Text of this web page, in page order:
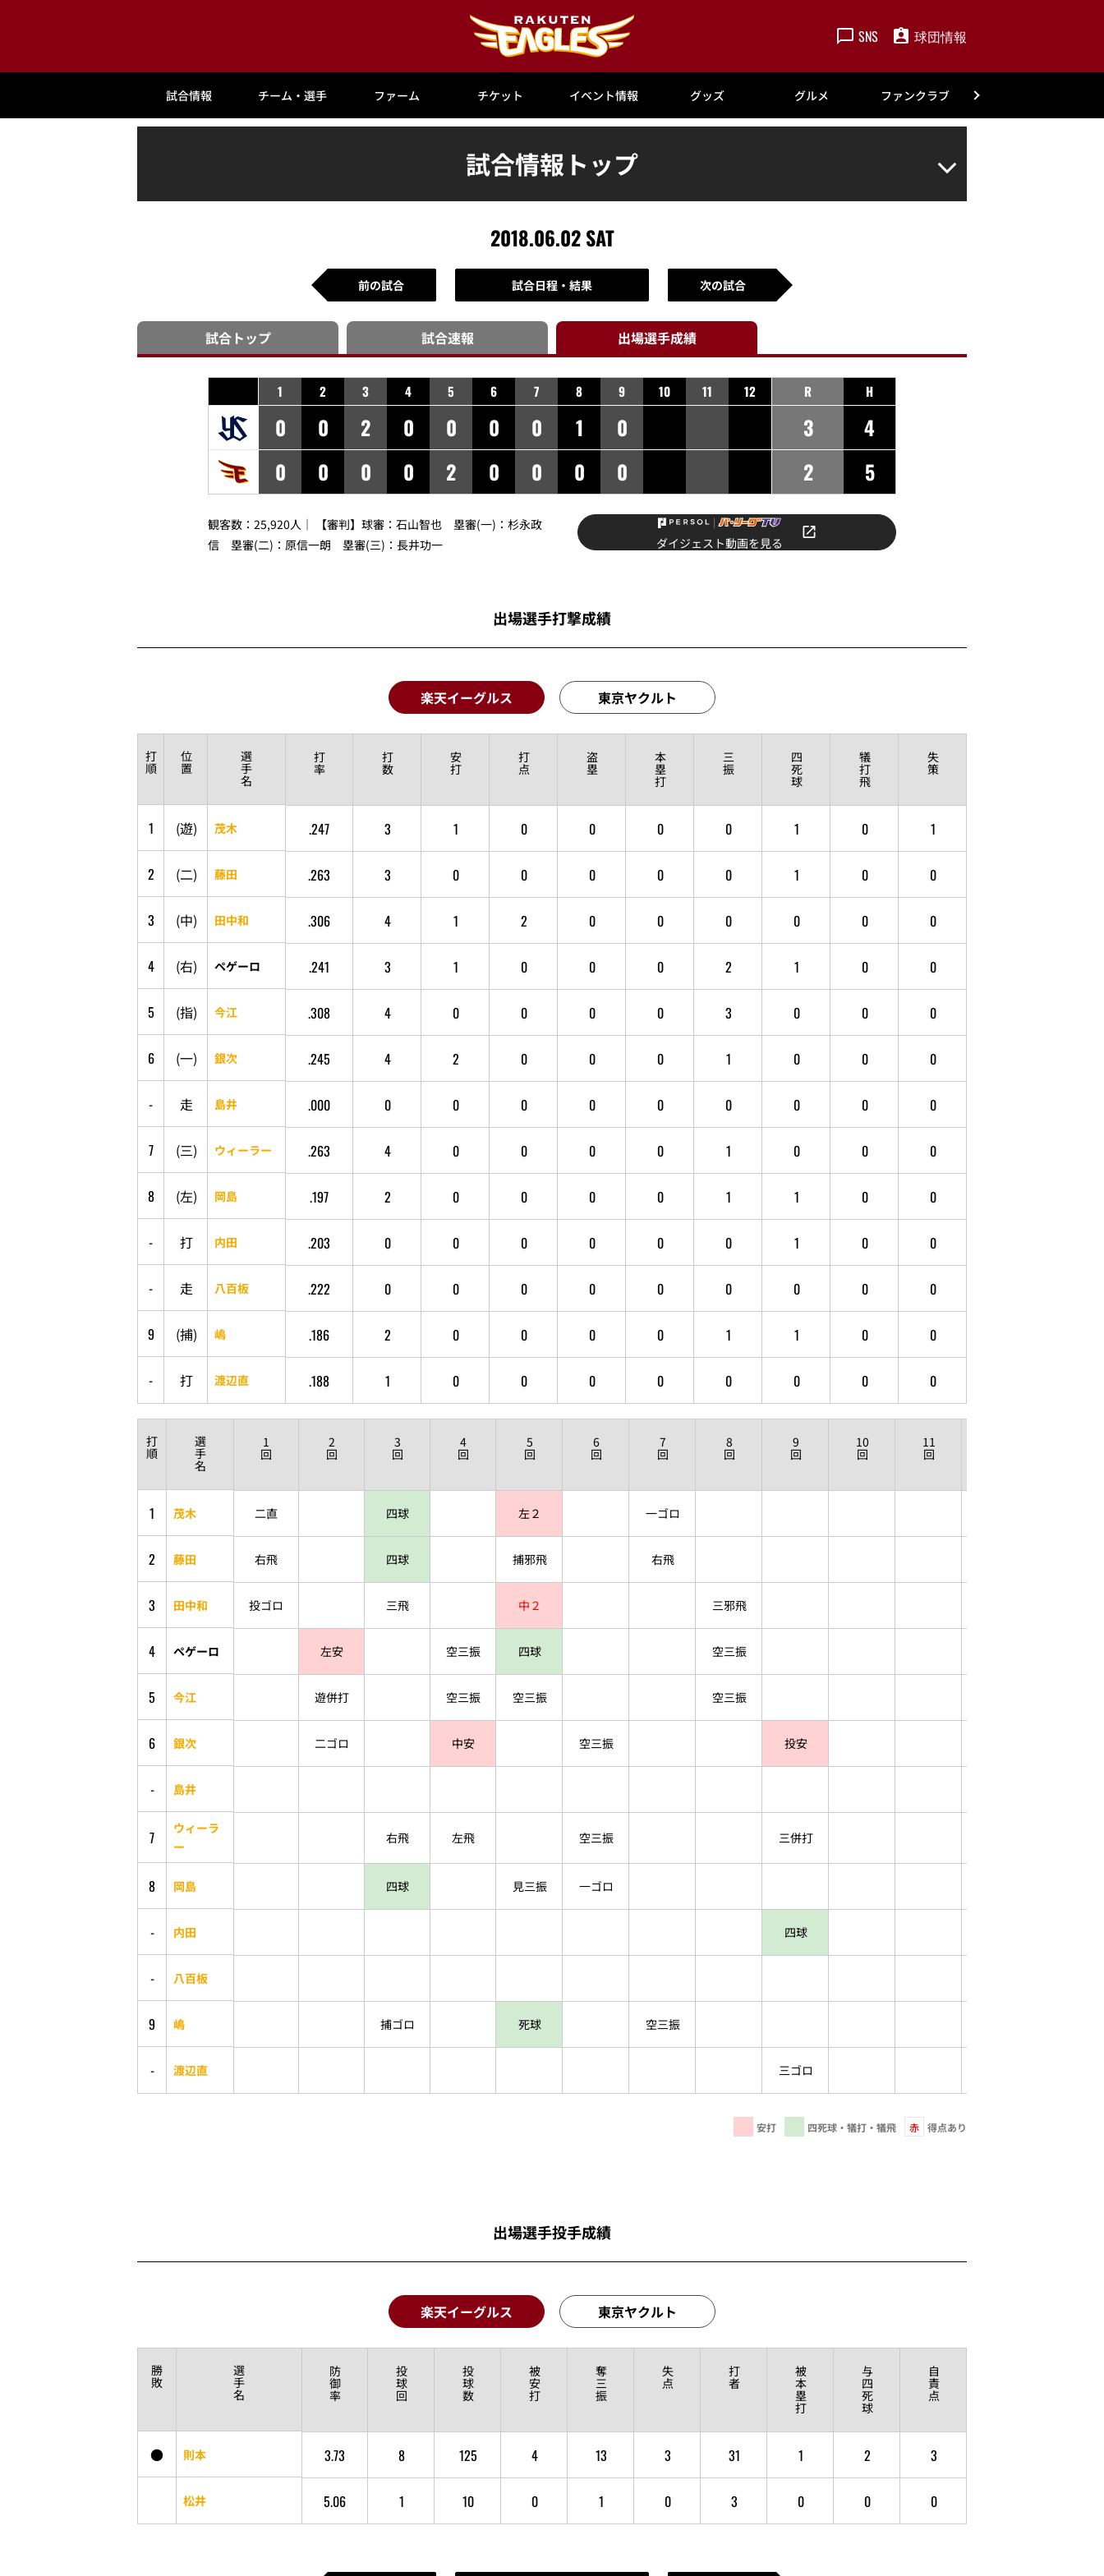
SNS 球団情報
試合情報 チーム・選手 ファーム チケット イベント情報 グッズ グルメ ファンクラブ
試合情報トップ
2018.06.02 SAT
前の試合 試合日程・結果 次の試合
試合トップ 試合速報 出場選手成績
1 2 3 4 5 6 7 8 9 10 11 12
0 0 2 0 0 0 0 1
0
0
0 0 0 2 0 0 0 0
R H
3
4
2
5
観客数：25,920人｜ 【審判】球審： 石山智也 塁審(一)： 杉永政
信 塁審(二)： 原信一朗 塁審(三)： 長井功一 ダイジェスト動画を見る
出場選手打撃成績
楽天イーグルス 東京ヤクルト
打
順
位
置
選
手
名
打
率
打
数
安
打
打
点
盗
塁
本
塁
打
三
振
四
死
球
犠
打
飛
失
策
1 (遊) 茂木 .247 3 1 0 0 0 0 1 0 1
2 (二) 藤田 .263 3 0 0 0 0 0 1 0 0
3 (中) 田中和 .306 4 1 2 0 0 0 0 0 0
4 (右) ペゲーロ .241 3 1 0 0 0 2 1 0 0
5 (指) 今江 .308 4 0 0 0 0 3 0 0 0
6 (一) 銀次 .245 4 2 0 0 0 1 0 0 0
- 走 島井 .000 0 0 0 0 0 0 0 0 0
7 (三) ウィーラー .263 4 0 0 0 0 1 0 0 0
8 (左) 岡島 .197 2 0 0 0 0 1 1 0 0
- 打 内田 .203 0 0 0 0 0 0 1 0 0
- 走 八百板 .222 0 0 0 0 0 0 0 0 0
9 (捕) 嶋 .186 2 0 0 0 0 1 1 0 0
- 打 渡辺直 .188 1 0 0 0 0 0 0 0 0
打
順
選
手
名
1
回
2
回
3
回
4
回
5
回
6
回
7
回
8
回
9
回
10
回
11
回
1 茂木 二直 四球 左２ 一ゴロ
2 藤田 右飛 四球 捕邪飛 右飛
3 田中和 投ゴロ 三飛 中２ 三邪飛
4 ペゲーロ 左安 空三振 四球 空三振
5 今江 遊併打 空三振 空三振 空三振
6 銀次 二ゴロ 中安 空三振 投安
- 島井
7
ウィーラ
ー
右飛 左飛 空三振 三併打
8 岡島 四球 見三振 一ゴロ
- 内田 四球
- 八百板
9 嶋 捕ゴロ 死球 空三振
- 渡辺直 三ゴロ
安打 四死球・犠打・犠飛 赤 得点あり
出場選手投手成績
楽天イーグルス 東京ヤクルト
勝
敗
選
手
名
防
御
率
投
球
回
投
球
数
被
安
打
奪
三
振
失
点
打
者
被
本
塁
打
与
四
死
球
自
責
点
● 則本 3.73 8 125 4 13 3 31 1 2 3
松井 5.06 1 10 0 1 0 3 0 0 0